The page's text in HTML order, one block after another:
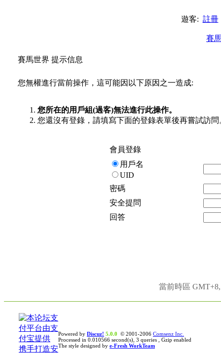
遊客: 註冊
賽
賽馬世界 提示信息
您無權進行當前操作，這可能因以下原因之一造成:
您所在的用戶組(過客)無法進行此操作。
您還沒有登錄，請填寫下面的登錄表單後再嘗試訪問
會員登錄
用戶名
UID
密碼
安全提問
回答
當前時區
Powered by Discuz! 5.0.0 © 2001-2006 Comsenz Inc.
Processed in 0.010566 second(s), 3 queries , Gzip enabled
The style designed by e-Fresh WorkTeam